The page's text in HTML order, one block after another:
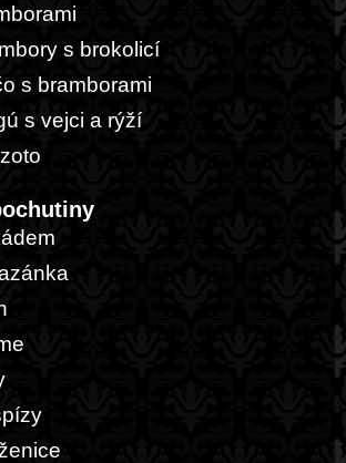
s brokolicí
s bramborami
s vejci a rýží